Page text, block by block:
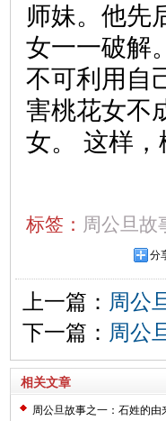
师妹。他先
女一一破解
不可利用自
害桃花女不
女。 这样
标签： 周公旦故
分
上一篇： 周公
下一篇： 周公
相关文章
周公旦故事之一：石姓的由